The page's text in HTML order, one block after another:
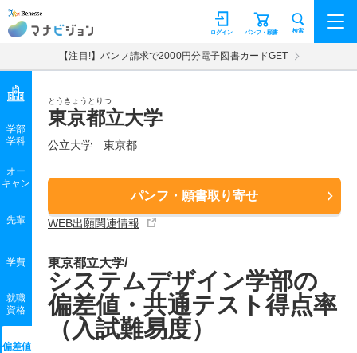
マナビジョン パンフ・願書
ログイン 検索
【注目!】パンフ請求で2000円分電子図書カードGET
とうきょうとりつ
東京都立大学
公立大学 東京都
パンフ・願書取り寄せ
WEB出願関連情報
学部
学科
オー
キャン
先輩
学費
就職
資格
偏差値
東京都立大学/
システムデザイン学部の
偏差値・共通テスト得点率
（入試難易度）